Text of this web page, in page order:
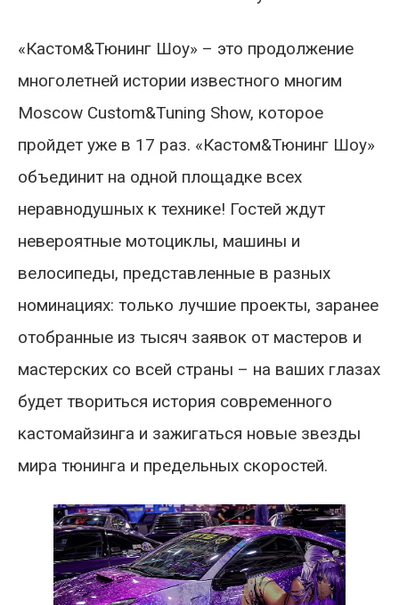
«Кастом&Тюнинг Шоу» – это продолжение
многолетней истории известного многим
Moscow Custom&Tuning Show, которое
пройдет уже в 17 раз. «Кастом&Тюнинг Шоу»
объединит на одной площадке всех
неравнодушных к технике! Гостей ждут
невероятные мотоциклы, машины и
велосипеды, представленные в разных
номинациях: только лучшие проекты, заранее
отобранные из тысяч заявок от мастеров и
мастерских со всей страны – на ваших глазах
будет твориться история современного
кастомайзинга и зажигаться новые звезды
мира тюнинга и предельных скоростей.